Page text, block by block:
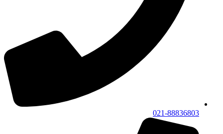
021-88836803